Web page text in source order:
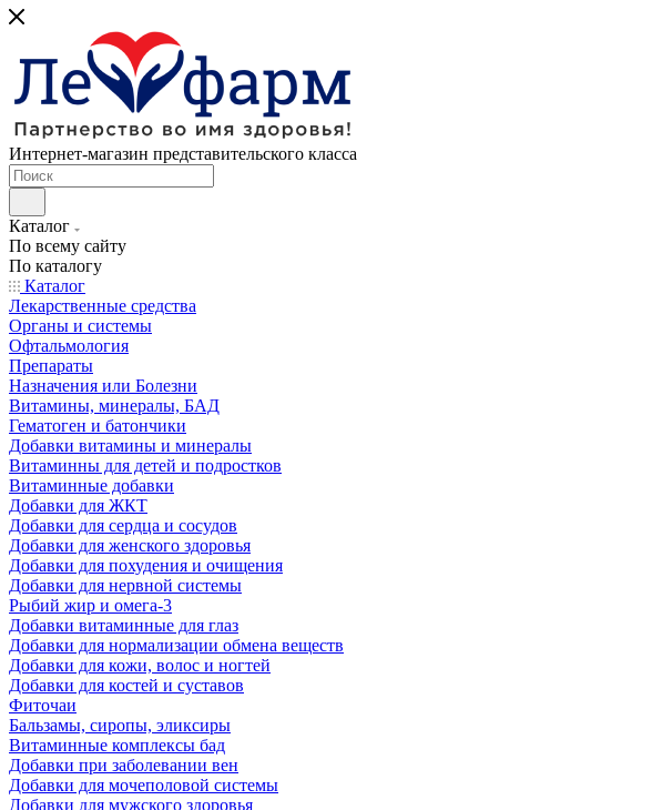
Интернет-магазин представительского класса
Каталог
По всему сайту
По каталогу
Каталог
Лекарственные средства
Органы и системы
Офтальмология
Препараты
Назначения или Болезни
Витамины, минералы, БАД
Гематоген и батончики
Добавки витамины и минералы
Витаминны для детей и подростков
Витаминные добавки
Добавки для ЖКТ
Добавки для сердца и сосудов
Добавки для женского здоровья
Добавки для похудения и очищения
Добавки для нервной системы
Рыбий жир и омега-3
Добавки витаминные для глаз
Добавки для нормализации обмена веществ
Добавки для кожи, волос и ногтей
Добавки для костей и суставов
Фиточаи
Бальзамы, сиропы, эликсиры
Витаминные комплексы бад
Добавки при заболевании вен
Добавки для мочеполовой системы
Добавки для мужского здоровья